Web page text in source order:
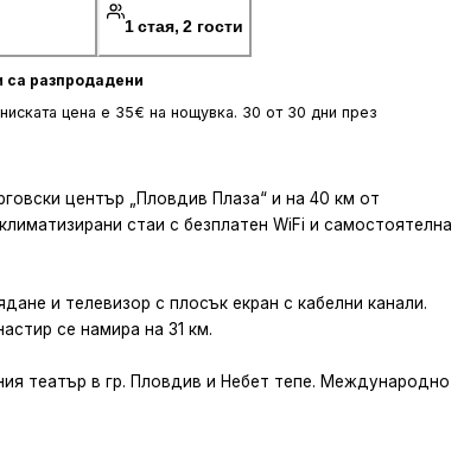
1 стая, 2 гости
са разпродадени
цена е 35€ на нощувка. 30 от 30 дни през
център „Пловдив Плаза“ и на 40 км от
стаи с безплатен WiFi и самостоятелна
и телевизор с плосък екран с кабелни канали.
се намира на 31 км.
театър в гр. Пловдив и Небет тепе. Международно